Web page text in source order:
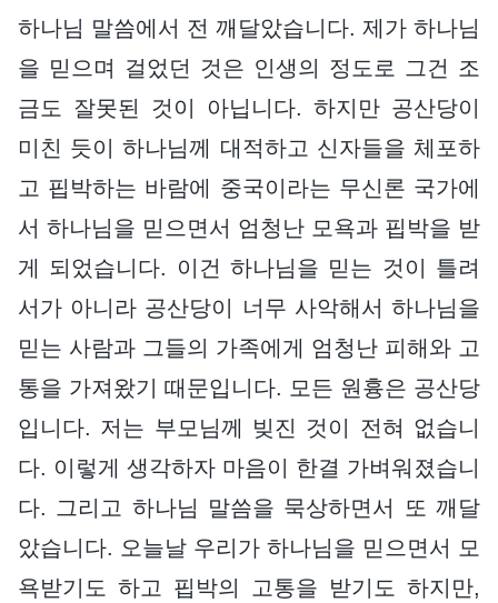
하나님 말씀에서 전 깨달았습니다. 제가 하나님
을 믿으며 걸었던 것은 인생의 정도로 그건 조
금도 잘못된 것이 아닙니다. 하지만 공산당이
미친 듯이 하나님께 대적하고 신자들을 체포하
고 핍박하는 바람에 중국이라는 무신론 국가에
서 하나님을 믿으면서 엄청난 모욕과 핍박을 받
게 되었습니다. 이건 하나님을 믿는 것이 틀려
서가 아니라 공산당이 너무 사악해서 하나님을
믿는 사람과 그들의 가족에게 엄청난 피해와 고
통을 가져왔기 때문입니다. 모든 원흉은 공산당
입니다. 저는 부모님께 빚진 것이 전혀 없습니
다. 이렇게 생각하자 마음이 한결 가벼워졌습니
다. 그리고 하나님 말씀을 묵상하면서 또 깨달
았습니다. 오늘날 우리가 하나님을 믿으면서 모
욕받기도 하고 핍박의 고통을 받기도 하지만,